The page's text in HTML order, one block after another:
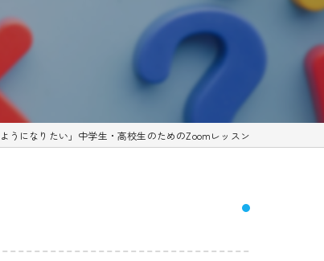
ようになりたい」中学生・高校生のためのZoomレッスン